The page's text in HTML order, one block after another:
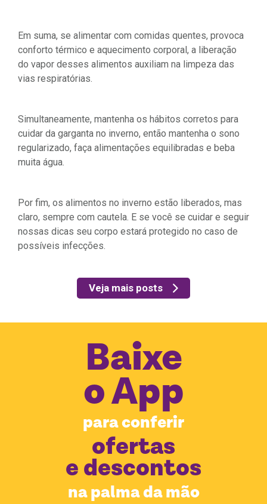
Em suma, se alimentar com comidas quentes, provoca
conforto térmico e aquecimento corporal, a liberação
do vapor desses alimentos auxiliam na limpeza das
vias respiratórias.
Simultaneamente, mantenha os hábitos corretos para
cuidar da garganta no inverno, então mantenha o sono
regularizado, faça alimentações equilibradas e beba
muita água.
Por fim, os alimentos no inverno estão liberados, mas
claro, sempre com cautela. E se você se cuidar e seguir
nossas dicas seu corpo estará protegido no caso de
possíveis infecções.
Veja mais posts
Baixe
oApp
para conferir
ofertas
e descontos
na palma da mão